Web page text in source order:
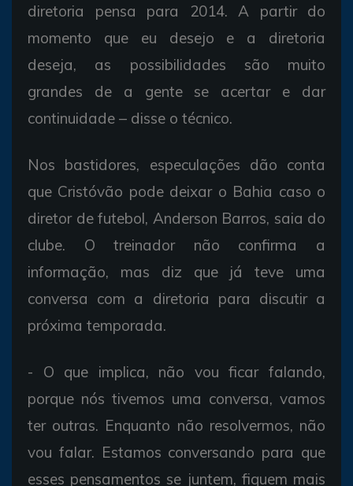
diretoria pensa para 2014. A partir do
momento que eu desejo e a diretoria
deseja, as possibilidades são muito
grandes de a gente se acertar e dar
continuidade – disse o técnico.
Nos bastidores, especulações dão conta
que Cristóvão pode deixar o Bahia caso o
diretor de futebol, Anderson Barros, saia do
clube. O treinador não confirma a
informação, mas diz que já teve uma
conversa com a diretoria para discutir a
próxima temporada.
- O que implica, não vou ficar falando,
porque nós tivemos uma conversa, vamos
ter outras. Enquanto não resolvermos, não
vou falar. Estamos conversando para que
esses pensamentos se juntem, fiquem mais